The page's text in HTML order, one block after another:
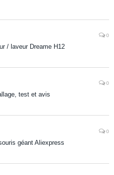
0
/ laveur Dreame H12
0
test et avis
0
géant Aliexpress